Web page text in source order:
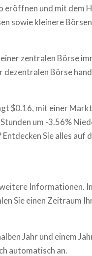
eröffnen und mit dem
sowie kleinere
zentralen Börse
dezentralen Börse
$0.16, mit einer
um -3.56%
Sie alles auf
Informationen.
Sie einen Zeitraum
Jahr und einem
automatisch an.